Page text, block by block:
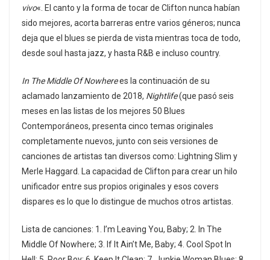
vivo«. El canto y la forma de tocar de Clifton nunca habían
sido mejores, acorta barreras entre varios géneros; nunca
deja que el blues se pierda de vista mientras toca de todo,
desde soul hasta jazz, y hasta R&B e incluso country.
In The Middle Of Nowherees la continuación de su
aclamado lanzamiento de 2018, Nightlife(que pasó seis
meses en las listas de los mejores 50 Blues
Contemporáneos, presenta cinco temas originales
completamente nuevos, junto con seis versiones de
canciones de artistas tan diversos como: Lightning Slim y
Merle Haggard. La capacidad de Clifton para crear un hilo
unificador entre sus propios originales y esos covers
dispares es lo que lo distingue de muchos otros artistas.
Lista de canciones: 1. I’m Leaving You, Baby; 2. In The
Middle Of Nowhere; 3. If It Ain’t Me, Baby; 4. Cool Spot In